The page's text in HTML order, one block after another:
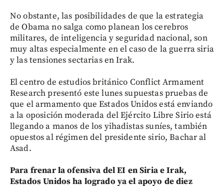
No obstante, las posibilidades de que la estrategia
de Obama no salga como planean los cerebros
militares, de inteligencia y seguridad nacional, son
muy altas especialmente en el caso de la guerra siria
y las tensiones sectarias en Irak.
El centro de estudios británico Conflict Armament
Research presentó este lunes supuestas pruebas de
que el armamento que Estados Unidos está enviando
a la oposición moderada del Ejército Libre Sirio está
llegando a manos de los yihadistas suníes, también
opuestos al régimen del presidente sirio, Bachar al
Asad.
Para frenar la ofensiva del EI en Siria e Irak,
Estados Unidos ha logrado ya el apoyo de diez